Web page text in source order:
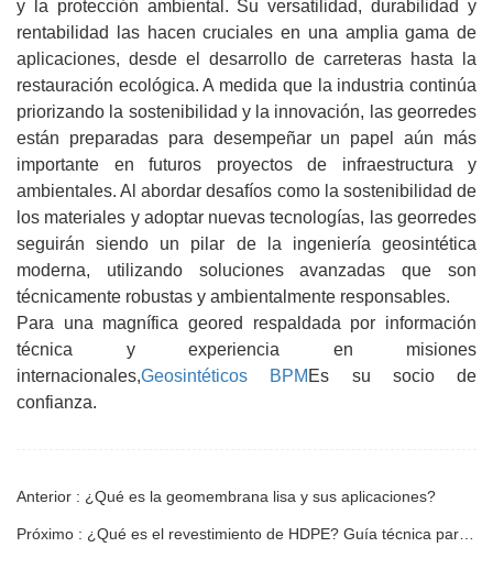
y la protección ambiental. Su versatilidad, durabilidad y
rentabilidad las hacen cruciales en una amplia gama de
aplicaciones, desde el desarrollo de carreteras hasta la
restauración ecológica. A medida que la industria continúa
priorizando la sostenibilidad y la innovación, las georredes
están preparadas para desempeñar un papel aún más
importante en futuros proyectos de infraestructura y
ambientales. Al abordar desafíos como la sostenibilidad de
los materiales y adoptar nuevas tecnologías, las georredes
seguirán siendo un pilar de la ingeniería geosintética
moderna, utilizando soluciones avanzadas que son
técnicamente robustas y ambientalmente responsables.
Para una magnífica geored respaldada por información
técnica y experiencia en misiones
internacionales,Geosintéticos BPM Es su socio de
confianza.
Anterior : ¿Qué es la geomembrana lisa y sus aplicaciones?